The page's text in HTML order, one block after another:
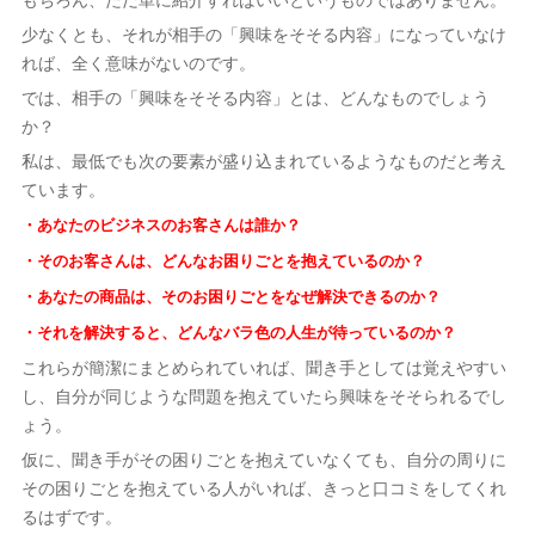
少なくとも、それが相手の「興味をそそる内容」になっていなけ
れば、全く意味がないのです。
では、相手の「興味をそそる内容」とは、どんなものでしょう
か？
私は、最低でも次の要素が盛り込まれているようなものだと考え
ています。
・あなたのビジネスのお客さんは誰か？
・そのお客さんは、どんなお困りごとを抱えているのか？
・あなたの商品は、そのお困りごとをなぜ解決できるのか？
・それを解決すると、どんなバラ色の人生が待っているのか？
これらが簡潔にまとめられていれば、聞き手としては覚えやすい
し、自分が同じような問題を抱えていたら興味をそそられるでし
ょう。
仮に、聞き手がその困りごとを抱えていなくても、自分の周りに
その困りごとを抱えている人がいれば、きっと口コミをしてくれ
るはずです。